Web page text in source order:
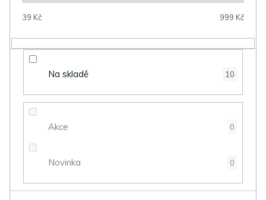
o
39 Kč 999 Kč
Na skladě 10
Akce 0
Novinka 0